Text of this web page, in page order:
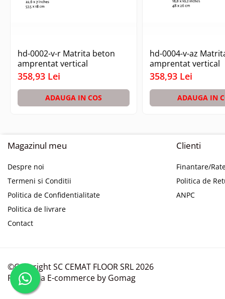
hd-0002-v-r Matrita beton
amprentat vertical
358,93 Lei
ADAUGA IN COS
hd-0004-v-az
amprentat vertical
358,93 Lei
ADAUGA IN
Magazinul meu
Despre noi
Termeni si Conditii
Politica de Confidentialitate
Politica de livrare
Contact
Clienti
Finantare/
Politica de
ANPC
©Copyright SC CEMAT FLOOR SRL 2026
Platforma E-commerce by Gomag